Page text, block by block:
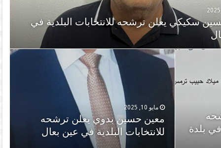
الكهرباء المتضرّرة في عين بعال
مايو 13, 2025
المرشحون مع إقفال باب الترشّح
إلى الانتخابات البلدية والاختيارية في
عين بعال : ٢٩
سكيكي يعلن ترشحه للانتخابات البلدية في
في بلدة
مايو 10, 2025
معين حسين بدوي يعلن ترشحه
للانتخابات البلدية في عين بعال